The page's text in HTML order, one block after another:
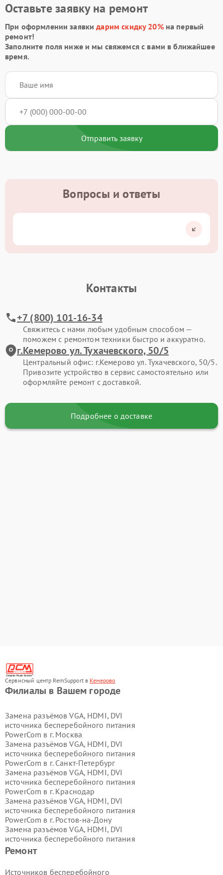
Оставьте заявку на ремонт
При оформлении заявкидарим скидку 20%на первый
ремонт!
Заполните поля ниже и мы свяжемся с вами в ближайшее
время.
Отправить заявку
Вопросы и ответы
Контакты
+7 (800) 101-16-34
Свяжитесь с нами любым удобным способом —
поможем с ремонтом техники быстро и аккуратно.
г.Кемерово ул. Тухачевского, 50/5
Центральный офис: г.Кемерово ул. Тухачевского, 50/5.
Привозите устройство в сервис самостоятельно или
оформляйте ремонт с доставкой.
Подробнее о доставке
Сервисный центр RemSupport в Кемерово
Ремонт
Источников бесперебойного
Филиалы в Вашем городе
Замена разъёмов VGA, HDMI, DVI
источника бесперебойного питания
PowerCom в г. Москва
Замена разъёмов VGA, HDMI, DVI
источника бесперебойного питания
PowerCom в г. Санкт-Петербург
Замена разъёмов VGA, HDMI, DVI
источника бесперебойного питания
PowerCom в г. Краснодар
Замена разъёмов VGA, HDMI, DVI
источника бесперебойного питания
PowerCom в г. Ростов-на-Дону
Замена разъёмов VGA, HDMI, DVI
источника бесперебойного питания
PowerCom в г.
источника бесперебойного питания